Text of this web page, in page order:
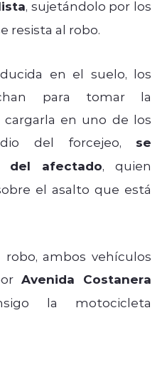
, sujetándolo por los
resista al robo.
en el suelo, los
para tomar la
en uno de los
del forcejeo, se
del afectado, quien
el asalto que está
ambos vehículos
Avenida Costanera
la motocicleta